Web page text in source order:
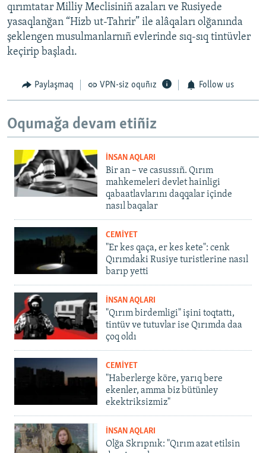
qırımtatar Milliy Meclisiniñ azaları ve Rusiyede
yasaqlanğan “Hizb ut-Tahrir” ile alâqaları olğanında
şeklengen musulmanlarnıñ evlerinde sıq-sıq tintüvler
keçirip başladı.
Paylaşmaq VPN-siz oquñız Follow us
Oqumağa devam etiñiz
İNSAN AQLARI
Bir an – ve casussıñ. Qırım
mahkemeleri devlet hainligi
qabaatlavlarını daqqalar içinde
nasıl baqalar
CEMİYET
"Er kes qaça, er kes kete": cenk
Qırımdaki Rusiye turistlerine nasıl
barıp yetti
İNSAN AQLARI
"Qırım birdemligi" işini toqtattı,
tintüv ve tutuvlar ise Qırımda daa
çoq oldı
CEMİYET
"Haberlerge köre, yarıq bere
ekenler, amma biz bütünley
ekektriksizmiz"
İNSAN AQLARI
Olğa Skrıpnık: "Qırım azat etilsin